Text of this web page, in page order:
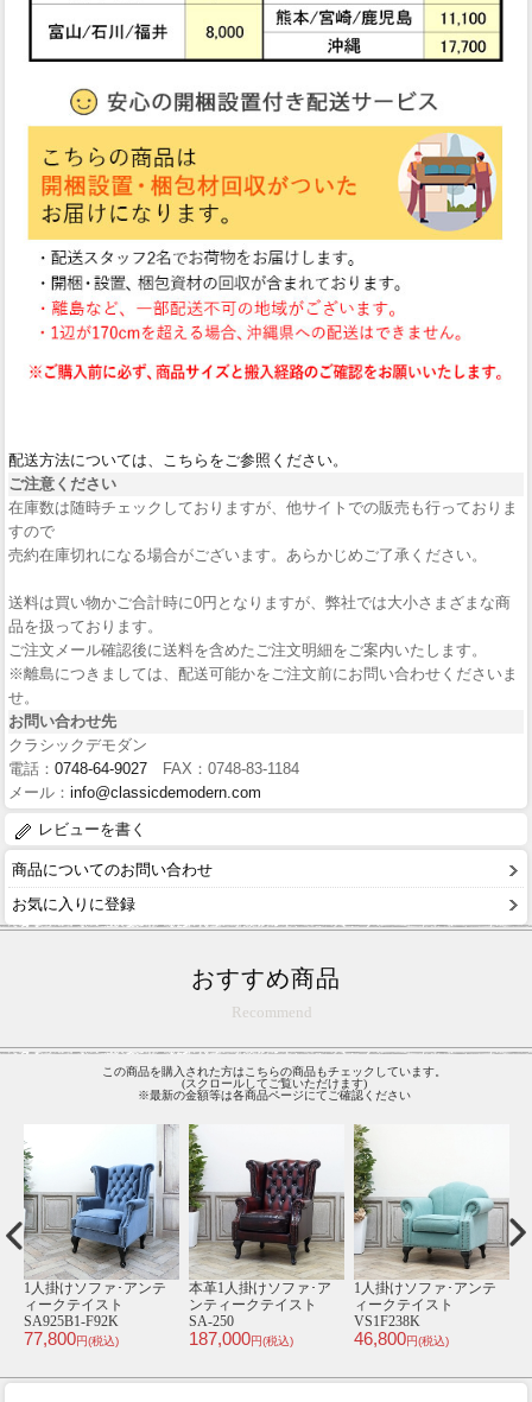
配送方法については、こちらをご参照ください。
ご注意ください
在庫数は随時チェックしておりますが、他サイトでの販売も行っておりま
すので
売約在庫切れになる場合がございます。あらかじめご了承ください。
送料は買い物かご合計時に0円となりますが、弊社では大小さまざまな商
品を扱っております。
ご注文メール確認後に送料を含めたご注文明細をご案内いたします。
※離島につきましては、配送可能かをご注文前にお問い合わせくださいま
せ。
お問い合わせ先
クラシックデモダン
電話： 0748-64-9027 FAX：0748-83-1184
メール： info@classicdemodern.com
レビューを書く
商品についてのお問い合わせ
お気に入りに登録
おすすめ商品
Recommend
この商品を購入された方はこちらの商品もチェックしています。
(スクロールしてご覧いただけます)
※最新の金額等は各商品ページにてご確認ください
2人掛けソファ･アンテ
ィークテイスト
VC2F220PW
69,800円(税込)
1人掛けソファ･アンテ
ィークテイスト
VN1F260K
49,900円(税込)
1人掛けソファ･アンテ
ィークテイスト
VS1F237CF
46,800円(税込)